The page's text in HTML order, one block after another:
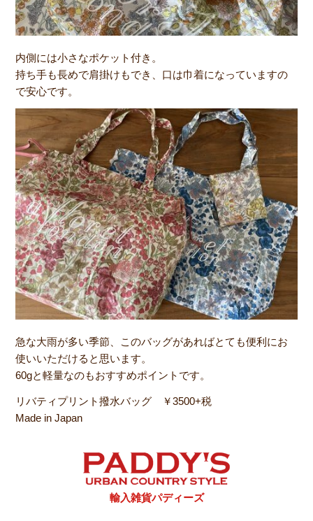
内側には小さなポケット付き。
持ち手も長めで肩掛けもでき、口は巾着になっていますの
で安心です。
急な大雨が多い季節、このバッグがあればとても便利にお
使いいただけると思います。
60gと軽量なのもおすすめポイントです。
リバティプリント撥水バッグ ￥3500+税
Made in Japan
輸入雑貨パディーズ